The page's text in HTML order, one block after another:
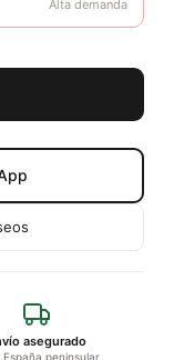
Alta demanda
asegurado
España peninsular